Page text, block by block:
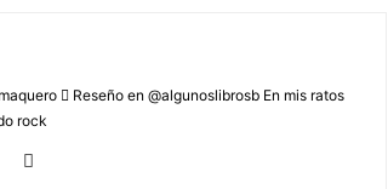
 Reseño en @algunoslibrosb En mis ratos
rock